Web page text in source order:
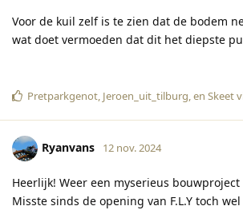
Voor de kuil zelf is te zien dat de bodem
wat doet vermoeden dat dit het diepste
Pretparkgenot, Jeroen_uit_tilburg, en Skeet
Ryanvans 12 nov. 2024
Heerlijk! Weer een myserieus
Misste sinds de opening van F.L.Y toch